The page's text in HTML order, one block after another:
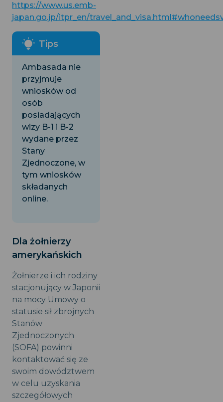
https://www.us.emb-
japan.go.jp/itpr_en/
Ambasada nie
przyjmuje
wniosków od
osób
posiadających
wizy B-1 i B-2
wydane przez
Stany
Zjednoczone, w
tym wniosków
składanych
online.
Dla żołnierzy
amerykańskich
Żołnierze i ich rodziny
stacjonujący w Japonii
na mocy Umowy o
statusie sił zbrojnych
Stanów
Zjednoczonych
(SOFA) powinni
kontaktować się ze
swoim dowództwem
w celu uzyskania
szczegółowych